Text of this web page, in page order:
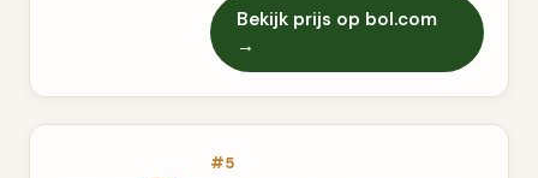
Bekijk prijs op bol.com
→
#5